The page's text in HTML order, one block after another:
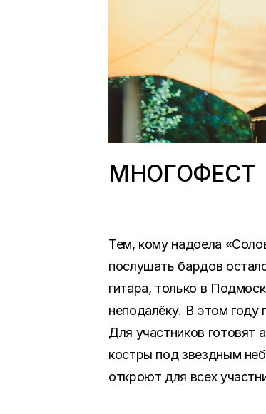
МНОГОФЕСТ
Тем, кому надоела
послушать бардов
гитара, только в
неподалёку. В этом
Для участников готовят
костры под звездным
откроют для всех